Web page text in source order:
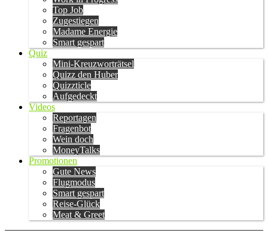
Top Job
Zugestiegen
Madame Energie
Smart gespart
Quiz
Mini-Kreuzworträtsel
Quizz den Huber
Quizzticle
Aufgedeckt
Videos
Reportagen
Fragenbot
Wein doch
MoneyTalks
Promotionen
Gute News
Flugmodus
Smart gespart
Reise-Glück
Meat & Greet